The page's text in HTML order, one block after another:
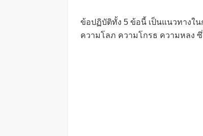
ข้อปฏิบัติทั้ง 5 ข้อนี้ เป็นแนวทางใน
ความโลภ ความโกรธ ความหลง